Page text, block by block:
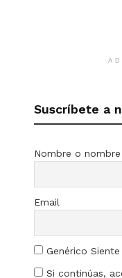
Suscríbete a
Nombre o
Email
Genérico
Si continúas,